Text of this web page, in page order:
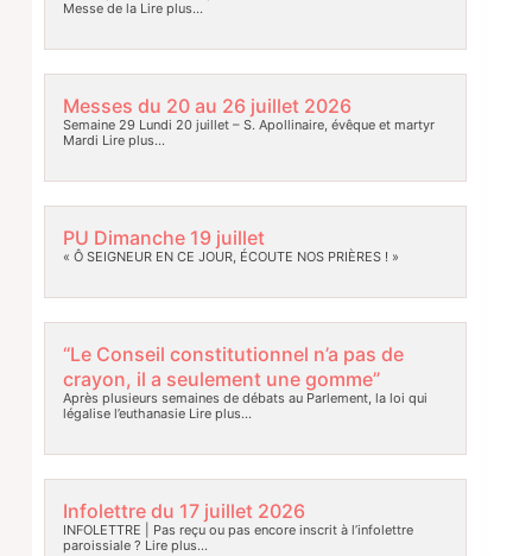
Messe de laLire plus…
Messes du 20 au 26 juillet 2026
Semaine 29 Lundi 20 juillet – S. Apollinaire, évêque et martyr
Mardi Lire plus…
PU Dimanche 19 juillet
« Ô SEIGNEUR EN CE JOUR, ÉCOUTE NOS PRIÈRES ! »
“Le Conseil constitutionnel n’a pas de
crayon, il a seulement une gomme”
Après plusieurs semaines de débats au Parlement, la loi qui
légalise l’euthanasieLire plus…
Infolettre du 17 juillet 2026
INFOLETTRE | Pas reçu ou pas encore inscrit à l’infolettre
paroissiale ? Lire plus…